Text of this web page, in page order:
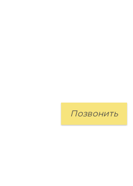
Позвонить